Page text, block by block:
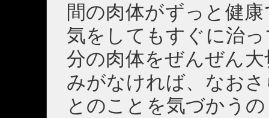
間の肉体がずっと健
気をしてもすぐに治
分の肉体をぜんぜん
みがなければ、なお
とのことを気づかう